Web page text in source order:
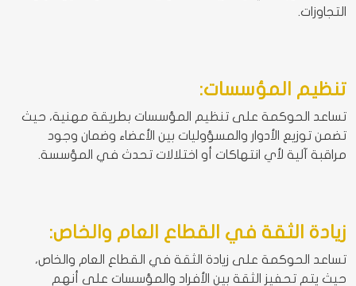
التجاوزات.
تنظيم المؤسسات:
تساعد الحوكمة على تنظيم المؤسسات بطريقة مهنية، حيث
تضمن توزيع الأدوار والمسؤوليات بين الأعضاء وضمان وجود
مراقبة آلية لأي انتهاكات أو اختلالات تحدث في المؤسسة.
زيادة الثقة في القطاع العام والخاص:
تساعد الحوكمة على زيادة الثقة في القطاع العام والخاص،
حيث يتم تحفيز الثقة بين الأفراد والمؤسسات على أنهم